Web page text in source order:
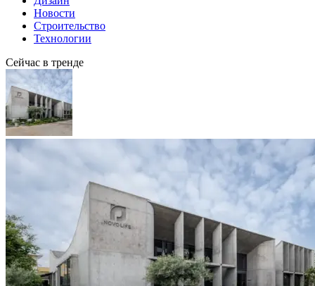
Новости
Строительство
Технологии
Сейчас в тренде